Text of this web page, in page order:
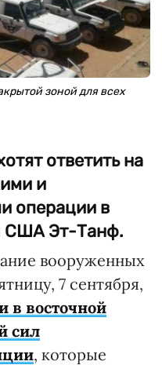
зоной для всех
ответить на
и
операции в
США Эт-Танф.
вооруженных
7 сентября,
в восточной
сил
, которые